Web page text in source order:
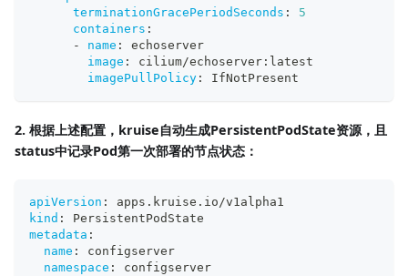
terminationGracePeriodSeconds :
5
containers :
-
name :
echoserver
image : cilium/echoserver : latest
imagePullPolicy : IfNotPresent
2. 根据上述配置，kruise自动生成PersistentPodState资源，且
status中记录Pod第一次部署的节点状态：
apiVersion :
apps.kruise.io/v1alpha1
kind :
PersistentPodState
metadata :
name :
configserver
namespace :
configserver